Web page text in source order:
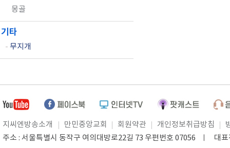
몽골
기타
- 무지개
지씨엔방송소개 만민중앙교회 회원약관 개인정보취급방침
주소 : 서울특별시 동작구 여의대방로22길 73 우편번호 07056 ㅣ 대